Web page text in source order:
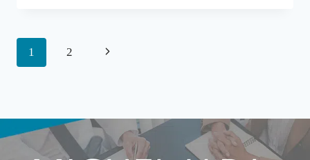
CON
MUNDO
TE
DOY
Navegación
de
1 2
Siguiente